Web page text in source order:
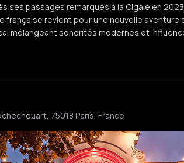
ses passages remarqués à la Cigale en
française revient pour une nouvelle aventure
mélangeant sonorités modernes et
75018 Paris, France